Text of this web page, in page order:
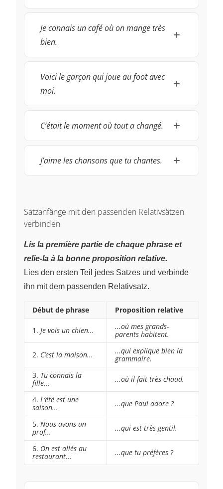
Je connais un café où on mange très
bien.
Voici le garçon qui joue au foot avec
moi.
C’était le moment où tout a changé.
J’aime les chansons que tu chantes.
Satzanfänge mit den passenden Relativsätzen
verbinden
Lis la première partie de chaque phrase et
relie-la à la bonne proposition relative.
Lies den ersten Teil jedes Satzes und verbinde
ihn mit dem passenden Relativsatz.
Début de phrase Proposition relative
1. Je vois un chien...
...où mes grands-
parents habitent.
2. C’est la maison...
...qui explique bien la
grammaire.
3. Tu connais la
fille...
...où il fait très chaud.
4. L’été est une
saison...
...que Paul adore ?
5. Nous avons un
prof...
...qui est très gentil.
6. On est allés au
restaurant...
...que tu préfères ?